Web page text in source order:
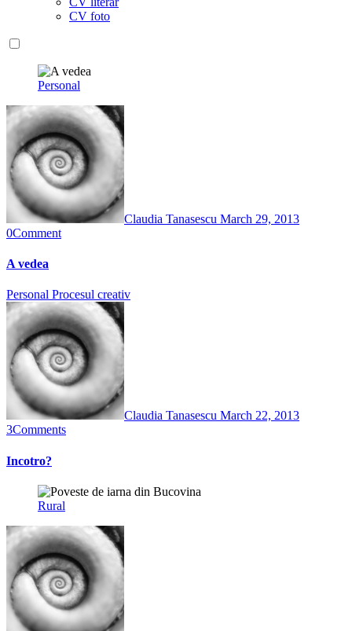
CV foto
Personal
Claudia Tanasescu March 29, 2013
0Comment
A vedea
Personal Procesul creativ
Claudia Tanasescu March 22, 2013
3Comments
Incotro?
Rural